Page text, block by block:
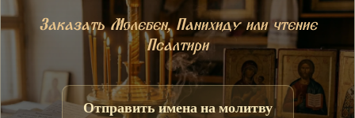
Заказать Молебен, Панихиду или чтение
Псалтири
Отправить имена на молитву